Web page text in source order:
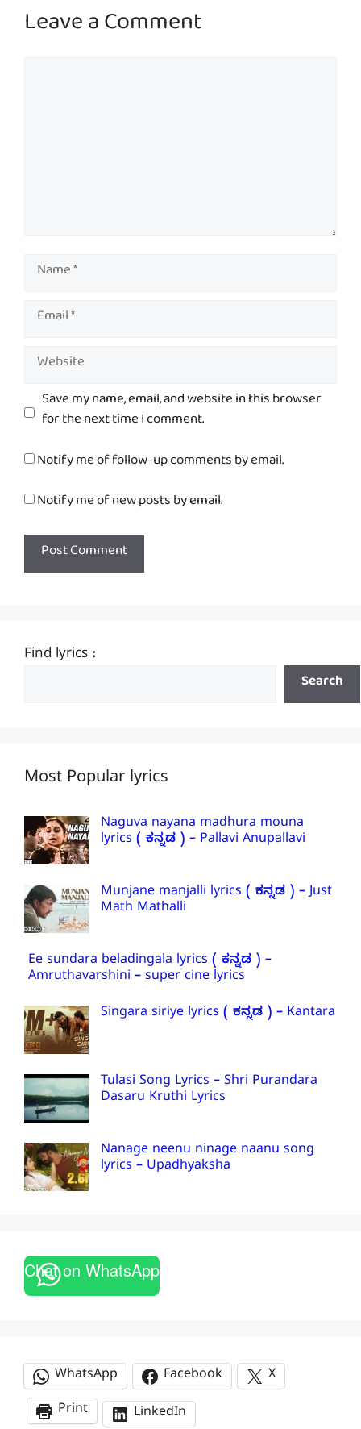
Leave a Comment
Name
Email
Website
Save my name, email, and website in this browser
for the next time I comment.
Notify me of follow-up comments by email.
Notify me of new posts by email.
Find lyrics :
Search
Most Popular lyrics
Naguva nayana madhura mouna
lyrics ( ಕನ್ನಡ ) – Pallavi Anupallavi
Munjane manjalli lyrics ( ಕನ್ನಡ ) – Just
Math Mathalli
Ee sundara beladingala lyrics ( ಕನ್ನಡ ) –
Amruthavarshini – super cine lyrics
Singara siriye lyrics ( ಕನ್ನಡ ) – Kantara
Tulasi Song Lyrics – Shri Purandara
Dasaru Kruthi Lyrics
Nanage neenu ninage naanu song
lyrics – Upadhyaksha
Chat on WhatsApp
WhatsApp Facebook
X
Print
LinkedIn